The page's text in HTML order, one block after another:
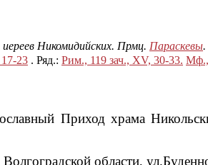
, иереев Никомидийских. Прмц. Параскевы.
23 . Ряд.: Рим., 119 зач., XV, 30-33. Мф.,
Приход храма
области,